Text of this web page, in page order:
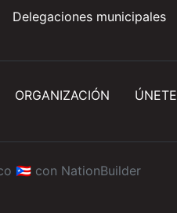
Delegaciones municipales
ORGANIZACIÓN ÚNETE
🇵🇷 con NationBuilder